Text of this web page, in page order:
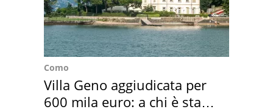
Como
Villa Geno aggiudicata per
600 mila euro: a chi è stata